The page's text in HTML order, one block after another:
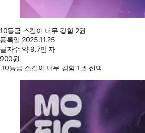
10등급 스킬이 너무 강함 2권
등록일 2025.11.25
글자수 약 9.7만 자
900원
10등급 스킬이 너무 강함 1권 선택